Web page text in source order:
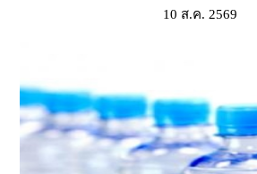
10 ส.ค. 2569